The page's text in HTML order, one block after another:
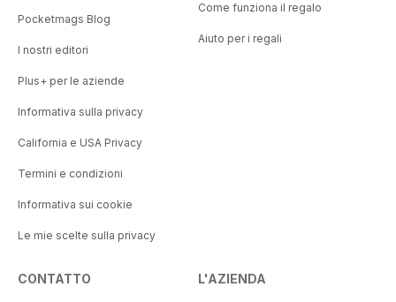
Pocketmags Blog
I nostri editori
Plus+ per le aziende
Informativa sulla privacy
California e USA Privacy
Termini e condizioni
Informativa sui cookie
Le mie scelte sulla privacy
Come funziona il regalo
Aiuto per i regali
CONTATTO L'AZIENDA